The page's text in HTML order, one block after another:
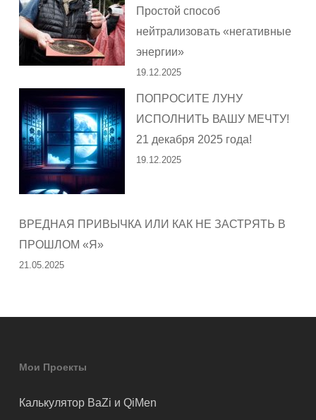
Простой способ
нейтрализовать «негативные
энергии»
19.12.2025
ПОПРОСИТЕ ЛУНУ
ИСПОЛНИТЬ ВАШУ МЕЧТУ!
21 декабря 2025 года!
19.12.2025
ВРЕДНАЯ ПРИВЫЧКА ИЛИ КАК НЕ ЗАСТРЯТЬ В
ПРОШЛОМ «Я»
21.05.2025
Мои Проекты
Калькулятор BaZi и QiMen